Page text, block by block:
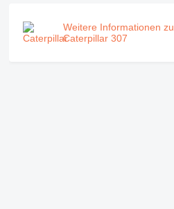
Weitere Informationen zu
Caterpillar 307